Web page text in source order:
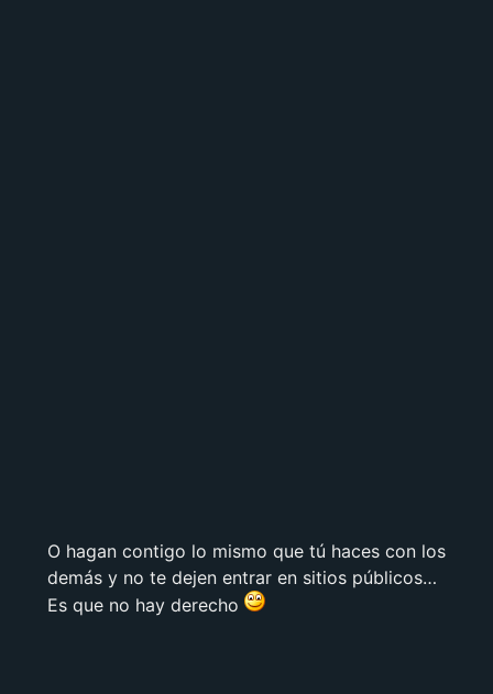
O hagan contigo lo mismo que tú haces con los
demás y no te dejen entrar en sitios públicos…
Es que no hay derecho